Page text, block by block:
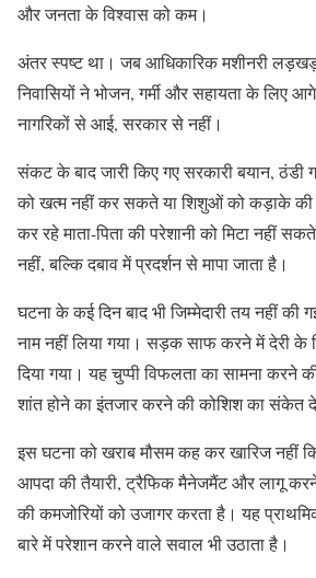
और जनता के विश्वास को कम।
अंतर स्पष्ट था। जब आधिकारिक मशीनरी
निवासियों ने भोजन, गर्मी और सहायता के लिए
नागरिकों से आई, सरकार से नहीं।
संकट के बाद जारी किए गए सरकारी बयान, ठंडी
को खत्म नहीं कर सकते या शिशुओं को कड़ाके
कर रहे माता-पिता की परेशानी को मिटा नहीं
नहीं, बल्कि दबाव में प्रदर्शन से मापा जाता है।
घटना के कई दिन बाद भी जिम्मेदारी तय नहीं की
नाम नहीं लिया गया। सड़क साफ करने में देरी के
दिया गया। यह चुप्पी विफलता का सामना
शांत होने का इंतजार करने की कोशिश का संकेत
इस घटना को खराब मौसम कह कर खारिज नहीं
आपदा की तैयारी, ट्रैफिक मैनेजमैंट और लागू करने
की कमजोरियों को उजागर करता है। यह
बारे में परेशान करने वाले सवाल भी उठाता है।